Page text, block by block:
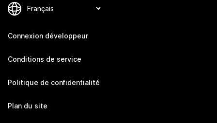
Connexion développeur
Conditions de service
Politique de confidentialité
Plan du site